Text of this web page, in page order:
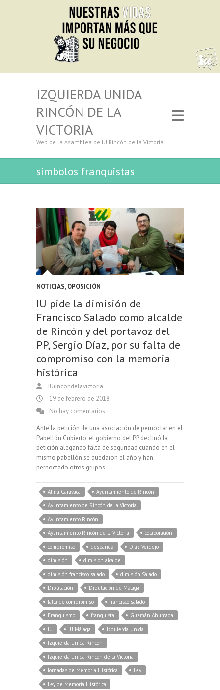
IZQUIERDA UNIDA
RINCÓN DE LA
VICTORIA
Web de la Asamblea de IU Rincón de la Victoria
símbolos franquistas
NOTICIAS,OPOSICIÓN
IU pide la dimisión de
Francisco Salado como alcalde
de Rincón y del portavoz del
PP, Sergio Díaz, por su falta de
compromiso con la memoria
histórica
IUrincondelavictoria
19 de febrero de 2018
No hay comentarios
Ante la petición de una asociación de pernoctar en el
Pabellón Cubierto, el gobierno del PP declinó la
petición alegando falta de seguridad cuando en el
mismo pabellón se quedaron el año y han
pernoctado otros grupos
Alina Caravaca
Ayuntamiento de Rincón
Ayuntamiento de Rincón de la Victoria
Ayuntamiento Rincón
Ayuntamiento Rincón de la Victoria
colaboración
compromiso
desbandá
Díaz Verdejo
dimisión
dimision alcalde
dimisión francisco salado
dimisión Salado
Diputación
Diputación de Málaga
falta de compromiso
francisco salado
Franquismo
franquista
Guzmán Ahumada
IU
IU Málaga
Izquierda Unida
Izquierda Unida Rincón
Izquierda Unida Rincón de la Victoria
Jornadas de Memoria Histórica
Ley
Ley de Memoria Histórica